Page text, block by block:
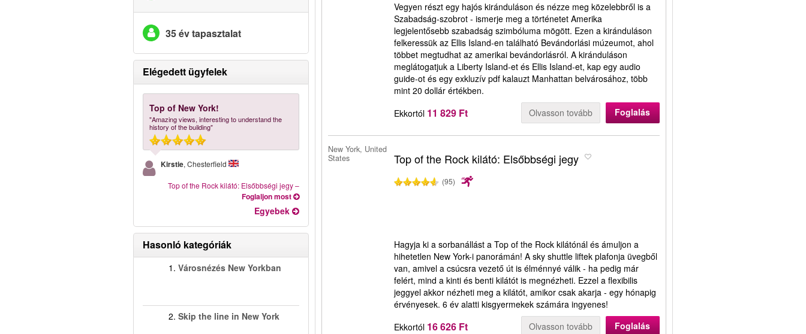
35 év tapasztalat
Elégedett ügyfelek
Top of New York!
"Amazing views, interesting to understand the
history of the building"
Kirstie, Chesterfield
Top of the Rock kilátó: Elsőbbségi jegy–
Foglaljon most
Egyebek
Hasonló kategóriák
1. Városnézés New Yorkban
2. Skip the line in New York
Vegyen részt egy hajós kiránduláson és nézze meg közelebbről is a
Szabadság-szobrot - ismerje meg a történetet Amerika
legjelentősebb szabadság szimbóluma mögött. Ezen a kiránduláson
felkeressük az Ellis Island-en található Bevándorlási múzeumot, ahol
többet megtudhat az amerikai bevándorlásról. A kiránduláson
meglátogatjuk a Liberty Island-et és Ellis Island-et, kap egy audio
guide-ot és egy exkluzív pdf kalauzt Manhattan belvárosához, több
mint 20 dollár értékben.
Ekkortól 11 829 Ft Olvasson tovább Foglalás
New York, United
States
Top of the Rock kilátó: Elsőbbségi jegy
(95)
Hagyja ki a sorbanállást a Top of the Rock kilátónál és ámuljon a
hihetetlen New York-i panorámán! A sky shuttle liftek plafonja üvegből
van, amivel a csúcsra vezető út is élménnyé válik - ha pedig már
felért, mind a kinti és benti kilátót is megnézheti. Ezzel a flexibilis
jeggyel akkor nézheti meg a kilátót, amikor csak akarja - egy hónapig
érvényesek. 6 év alatti kisgyermekek számára ingyenes!
Ekkortól 16 626 Ft Olvasson tovább Foglalás